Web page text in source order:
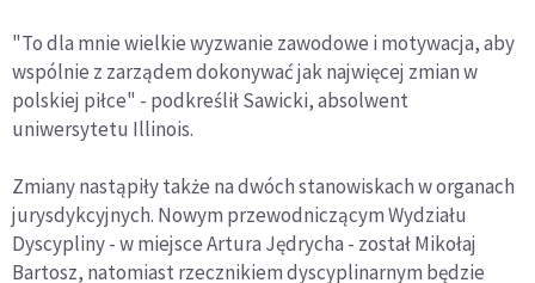
"To dla mnie wielkie wyzwanie zawodowe i motywacja, aby
wspólnie z zarządem dokonywać jak najwięcej zmian w
polskiej piłce" - podkreślił Sawicki, absolwent
uniwersytetu Illinois.
Zmiany nastąpiły także na dwóch stanowiskach w organach
jurysdykcyjnych. Nowym przewodniczącym Wydziału
Dyscypliny - w miejsce Artura Jędrycha - został Mikołaj
Bartosz, natomiast rzecznikiem dyscyplinarnym będzie